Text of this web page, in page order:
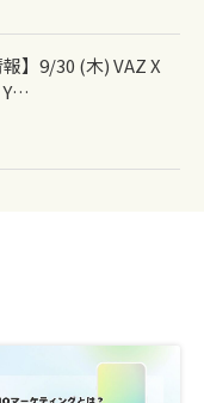
報】9/30 (木) VAZ X
Y…